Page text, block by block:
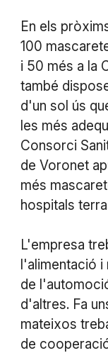
En els
100
i 50 més a la
també
d'un sol ús
les més
Consorci
de Voronet
més
hospitals
L'empresa
l'alimentació
de
d'altres. Fa
mateixos
de